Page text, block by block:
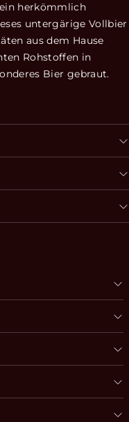
herkömmlich
untergärige Vollbier
aus dem Hause
Rohstoffen in
Bier gebraut.